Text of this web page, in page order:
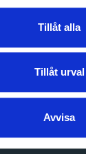
Tillåt alla
Tillåt urval
Avvisa